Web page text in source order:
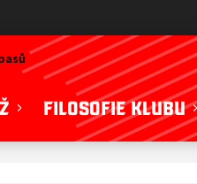
FILOSOFIE KLUBU